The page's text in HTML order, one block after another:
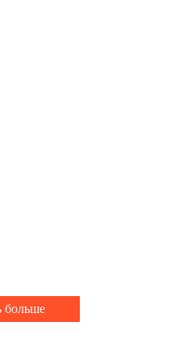
больше